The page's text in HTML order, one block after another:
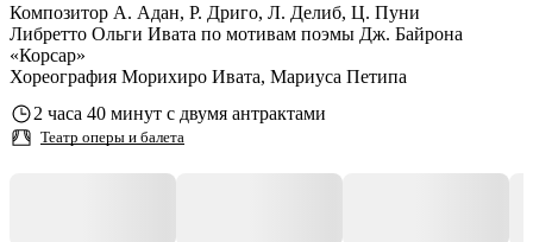
Композитор А. Адан, Р. Дриго, Л. Делиб, Ц. Пуни
Либретто Ольги Ивата по мотивам поэмы Дж. Байрона
«Корсар»
Хореография Морихиро Ивата, Мариуса Петипа
2 часа 40 минут с двумя антрактами
Театр оперы и балета